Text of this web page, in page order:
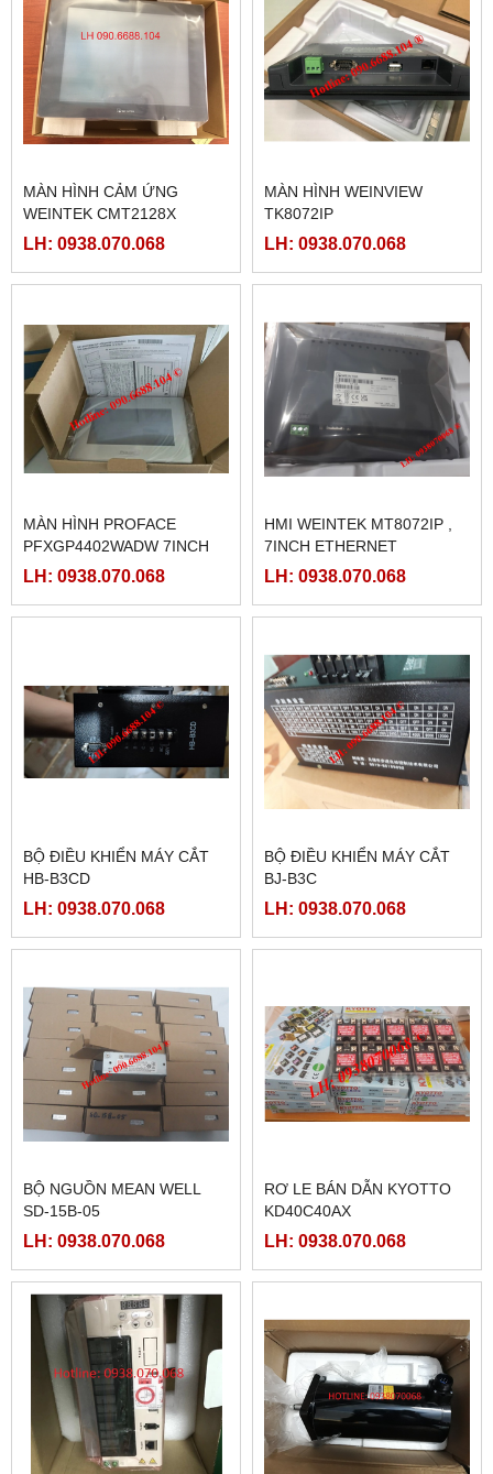
MÀN HÌNH CẢM ỨNG
WEINTEK CMT2128X
LH: 0938.070.068
MÀN HÌNH WEINVIEW
TK8072IP
LH: 0938.070.068
MÀN HÌNH PROFACE
PFXGP4402WADW 7INCH
LH: 0938.070.068
HMI WEINTEK MT8072IP ,
7INCH ETHERNET
LH: 0938.070.068
BỘ ĐIỀU KHIỂN MÁY CẮT
HB-B3CD
LH: 0938.070.068
BỘ ĐIỀU KHIỂN MÁY CẮT
BJ-B3C
LH: 0938.070.068
BỘ NGUỒN MEAN WELL
SD-15B-05
LH: 0938.070.068
RƠ LE BÁN DẪN KYOTTO
KD40C40AX
LH: 0938.070.068